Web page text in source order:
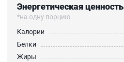
Энергетическая ценность
*на одну порцию
Калории
Белки
Жиры